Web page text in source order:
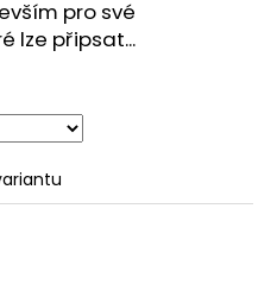
pro své
lze připsat...